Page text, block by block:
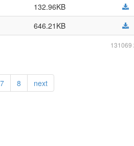
132.96KB
646.21KB
131069
7 8 next